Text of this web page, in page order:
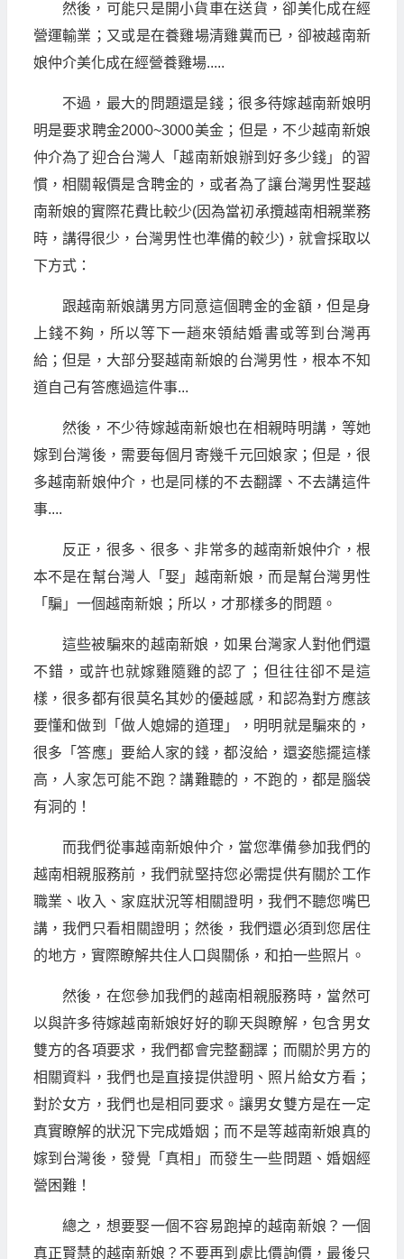
然後，可能只是開小貨車在送貨，卻美化成在經
營運輸業；又或是在養雞場清雞糞而已，卻被越南新
娘仲介美化成在經營養雞場.....
不過，最大的問題還是錢；很多待嫁越南新娘明
明是要求聘金2000~3000美金；但是，不少越南新娘
仲介為了迎合台灣人「越南新娘辦到好多少錢」的習
慣，相關報價是含聘金的，或者為了讓台灣男性娶越
南新娘的實際花費比較少(因為當初承攬越南相親業務
時，講得很少，台灣男性也準備的較少)，就會採取以
下方式：
跟越南新娘講男方同意這個聘金的金額，但是身
上錢不夠，所以等下一趟來領結婚書或等到台灣再
給；但是，大部分娶越南新娘的台灣男性，根本不知
道自己有答應過這件事...
然後，不少待嫁越南新娘也在相親時明講，等她
嫁到台灣後，需要每個月寄幾千元回娘家；但是，很
多越南新娘仲介，也是同樣的不去翻譯、不去講這件
事....
反正，很多、很多、非常多的越南新娘仲介，根
本不是在幫台灣人「娶」越南新娘，而是幫台灣男性
「騙」一個越南新娘；所以，才那樣多的問題。
這些被騙來的越南新娘，如果台灣家人對他們還
不錯，或許也就嫁雞隨雞的認了；但往往卻不是這
樣，很多都有很莫名其妙的優越感，和認為對方應該
要懂和做到「做人媳婦的道理」，明明就是騙來的，
很多「答應」要給人家的錢，都沒給，還姿態擺這樣
高，人家怎可能不跑？講難聽的，不跑的，都是腦袋
有洞的！
而我們從事越南新娘仲介，當您準備參加我們的
越南相親服務前，我們就堅持您必需提供有關於工作
職業、收入、家庭狀況等相關證明，我們不聽您嘴巴
講，我們只看相關證明；然後，我們還必須到您居住
的地方，實際瞭解共住人口與關係，和拍一些照片。
然後，在您參加我們的越南相親服務時，當然可
以與許多待嫁越南新娘好好的聊天與瞭解，包含男女
雙方的各項要求，我們都會完整翻譯；而關於男方的
相關資料，我們也是直接提供證明、照片給女方看；
對於女方，我們也是相同要求。讓男女雙方是在一定
真實瞭解的狀況下完成婚姻；而不是等越南新娘真的
嫁到台灣後，發覺「真相」而發生一些問題、婚姻經
營困難！
總之，想要娶一個不容易跑掉的越南新娘？一個
真正賢慧的越南新娘？不要再到處比價詢價，最後只